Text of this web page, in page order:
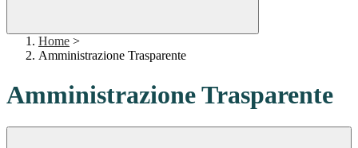
Home >
Amministrazione Trasparente
Amministrazione Trasparente